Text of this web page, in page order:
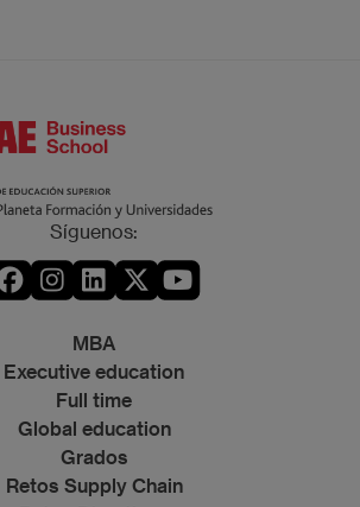
Síguenos:
MBA
Executive education
Full time
Global education
Grados
Retos Supply Chain